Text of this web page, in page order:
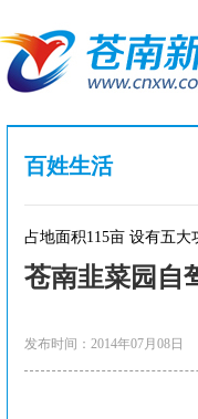
百姓生活
占地面积115亩 设有五大
苍南韭菜园自
发布时间：2014年07月08日